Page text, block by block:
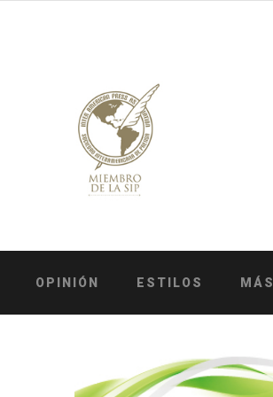
OPINIÓN ESTILOS MÁS